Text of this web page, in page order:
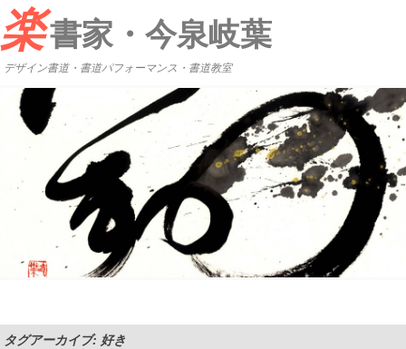
楽書家・今泉岐葉
デザイン書道・書道パフォーマンス・書道教室
タグアーカイブ: 好き